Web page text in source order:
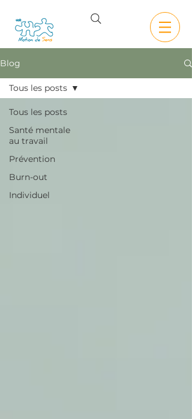
Blog
Tous les posts
Santé mentale
au travail
Prévention
Burn-out
Individuel
Tous les posts